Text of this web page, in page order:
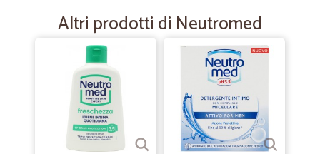
Consegna perfetta
—Serena Z.
Molto veloci ed affidabili,precisi.... assolutamente da
provare,consiglio....
Altri prodotti di Neutromed